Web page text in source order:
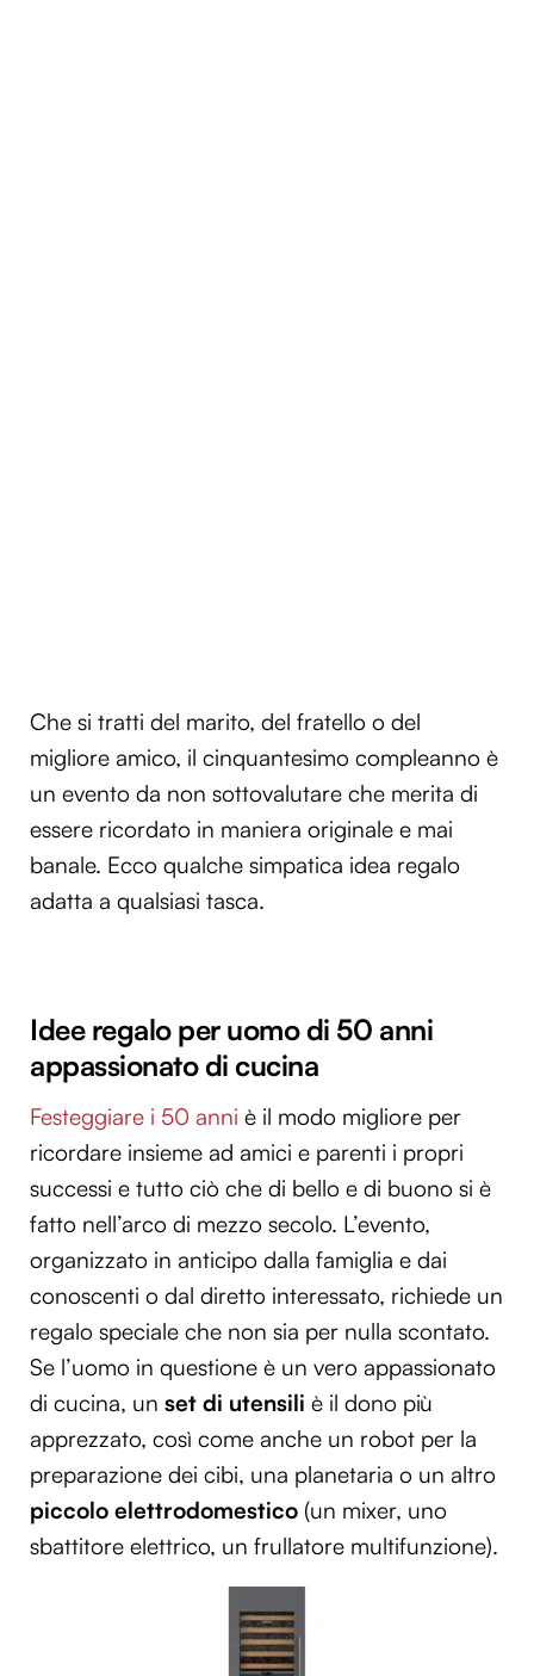
Che si tratti del marito, del fratello o del
migliore amico, il cinquantesimo compleanno è
un evento da non sottovalutare che merita di
essere ricordato in maniera originale e mai
banale. Ecco qualche simpatica idea regalo
adatta a qualsiasi tasca.
Idee regalo per uomo di 50 anni
appassionato di cucina
Festeggiare i 50 anni è il modo migliore per
ricordare insieme ad amici e parenti i propri
successi e tutto ciò che di bello e di buono si è
fatto nell’arco di mezzo secolo. L’evento,
organizzato in anticipo dalla famiglia e dai
conoscenti o dal diretto interessato, richiede un
regalo speciale che non sia per nulla scontato.
Se l’uomo in questione è un vero appassionato
di cucina, un set di utensili è il dono più
apprezzato, così come anche un robot per la
preparazione dei cibi, una planetaria o un altro
piccolo elettrodomestico (un mixer, uno
sbattitore elettrico, un frullatore multifunzione).